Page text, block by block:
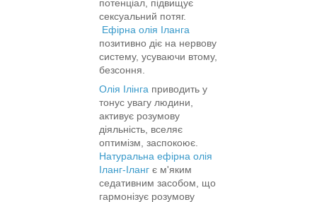
потенціал, підвищує
сексуальний потяг.
Ефірна олія Іланга
позитивно діє на нервову
систему, усуваючи втому,
безсоння.
Олія Ілінга приводить у
тонус увагу людини,
активує розумову
діяльність, вселяє
оптимізм, заспокоює.
Натуральна ефірна олія
Іланг-Іланг є м'яким
седативним засобом, що
гармонізує розумову